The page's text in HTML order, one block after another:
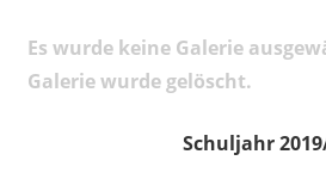
Es wurde keine Galerie
Galerie wurde gelöscht.
Schuljahr